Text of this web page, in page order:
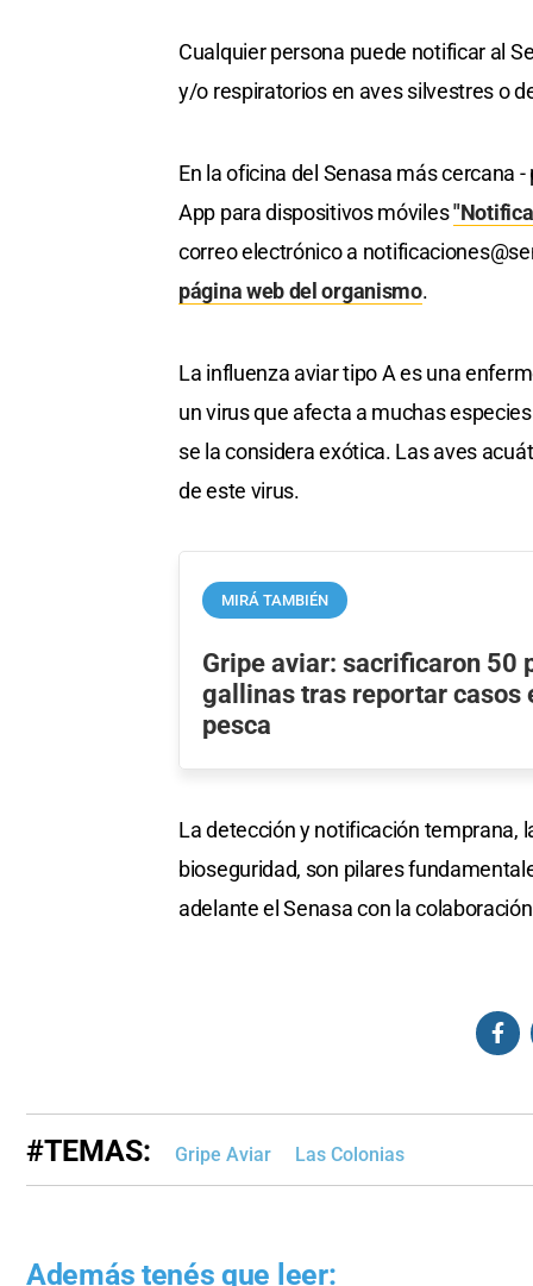
Cualquier persona puede notificar al
y/o respiratorios en aves silvestres o
En la oficina del Senasa más cercana
App para dispositivos móviles
correo electrónico a
página web del organismo.
La influenza aviar tipo A es una
un virus que afecta a muchas
se la considera exótica. Las aves
de este virus.
MIRÁ TAMBIÉN
Gripe aviar: sacrificaron 50
gallinas tras reportar casos
pesca
La detección y notificación temprana,
bioseguridad, son pilares
adelante el Senasa con la
#TEMAS: Gripe Aviar Las Colonias
Además tenés que leer: